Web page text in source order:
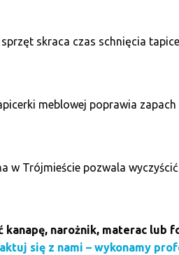
skraca czas schnięcia
meblowej poprawia
w Trójmieście pozwala
kanapę, narożnik, materac
się z nami – wykonamy